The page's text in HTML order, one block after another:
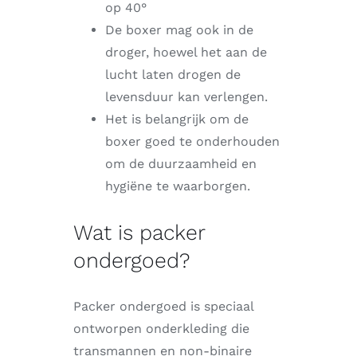
op 40°
De boxer mag ook in de
droger, hoewel het aan de
lucht laten drogen de
levensduur kan verlengen.
Het is belangrijk om de
boxer goed te onderhouden
om de duurzaamheid en
hygiëne te waarborgen.
Wat is packer
ondergoed?
Packer ondergoed is speciaal
ontworpen onderkleding die
transmannen en non-binaire